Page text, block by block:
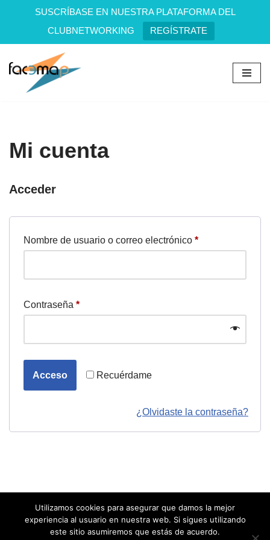
SUSCRÍBASE EN NUESTRA PLATAFORMA DEL
CLUBNETWORKING
REGÍSTRATE
Saltar
Mi cuenta
Acceder
Nombre de usuario o correo electrónico *
Contraseña *
Recuérdame
Acceso
¿Olvidaste la contraseña?
Utilizamos cookies para asegurar que damos la mejor
experiencia al usuario en nuestra web. Si sigues utilizando
este sitio asumiremos que estás de acuerdo.